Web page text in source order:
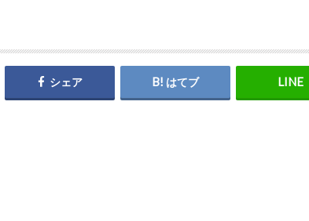
シェア はてブ